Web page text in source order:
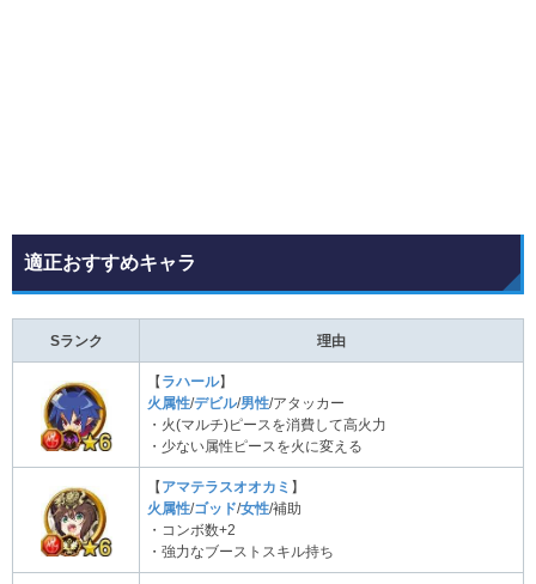
適正おすすめキャラ
Sランク 理由
【 ラハール】
火属性/デビル/男性/アタッカー
・火(マルチ)ピースを消費して高火力
・少ない属性ピースを火に変える
【 アマテラスオオカミ 】
火属性/ゴッド/女性/補助
・コンボ数+2
・強力なブーストスキル持ち